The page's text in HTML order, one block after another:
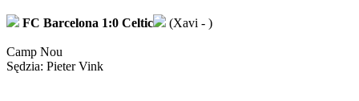
FC Barcelona 1:0 Celtic (Xavi - )
Camp Nou
Sędzia: Pieter Vink